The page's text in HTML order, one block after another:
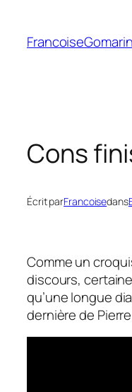
contenu
Cons
Écrit parFrancoisedans
Comme un
discours,
qu’une longue
dernière de